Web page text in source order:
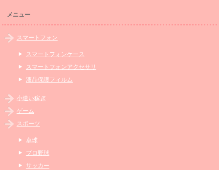
メニュー
スマートフォン
スマートフォンケース
スマートフォンアクセサリ
液晶保護フィルム
小遣い稼ぎ
ゲーム
スポーツ
卓球
プロ野球
サッカー